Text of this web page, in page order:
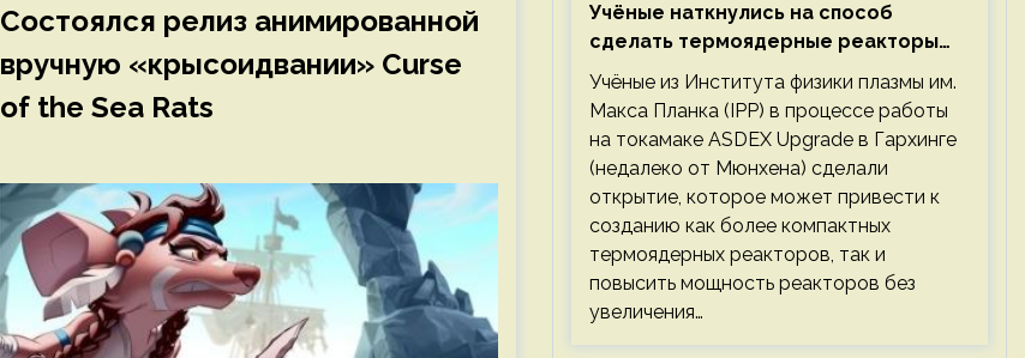
Состоялся релиз анимированной
вручную «крысоидвании» Curse
of the Sea Rats
Учёные наткнулись на способ
сделать термоядерные реакторы
более компактными или мощными
Учёные из Института физики плазмы им.
Макса Планка (IPP) в процессе работы
на токамаке ASDEX Upgrade в Гархинге
(недалеко от Мюнхена) сделали
открытие, которое может привести к
созданию как более компактных
термоядерных реакторов, так и
повысить мощность реакторов без
увеличения…